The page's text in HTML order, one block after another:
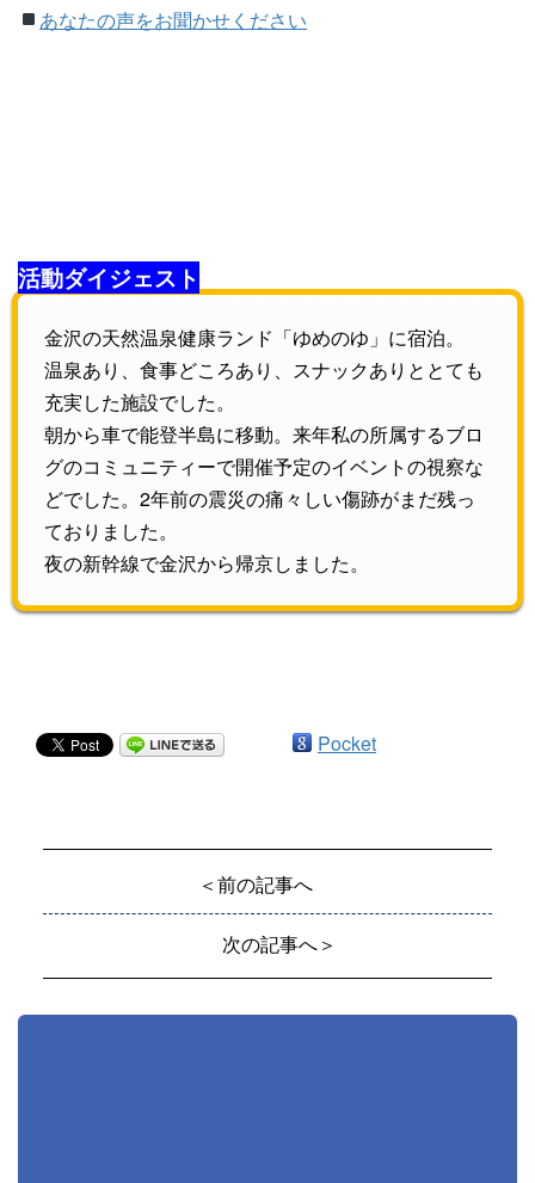
あなたの声をお聞かせください
活動ダイジェスト
金沢の天然温泉健康ランド「ゆめのゆ」に宿泊。
温泉あり、食事どころあり、スナックありととても
充実した施設でした。
朝から車で能登半島に移動。来年私の所属するブロ
グのコミュニティーで開催予定のイベントの視察な
どでした。2年前の震災の痛々しい傷跡がまだ残っ
ておりました。
夜の新幹線で金沢から帰京しました。
Pocket
＜前の記事へ
次の記事へ＞